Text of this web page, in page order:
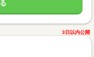
3日以内公開